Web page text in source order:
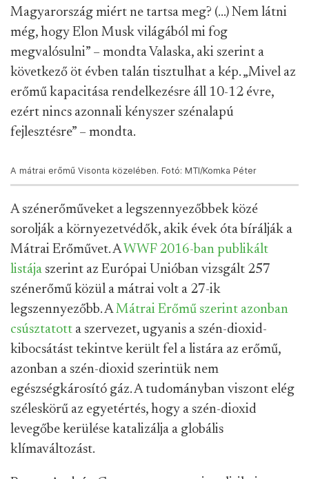
Magyarország miért ne tartsa meg? (...) Nem látni
még, hogy Elon Musk világából mi fog
megvalósulni” – mondta Valaska, aki szerint a
következő öt évben talán tisztulhat a kép. „Mivel az
erőmű kapacitása rendelkezésre áll 10-12 évre,
ezért nincs azonnali kényszer szénalapú
fejlesztésre” – mondta.
A mátrai erőmű Visonta közelében. Fotó: MTI/Komka Péter
A szénerőműveket a legszennyezőbbek közé
sorolják a környezetvédők, akik évek óta bírálják a
Mátrai Erőművet. AWWF 2016-ban publikált
listája szerint az Európai Unióban vizsgált 257
szénerőmű közül a mátrai volt a 27-ik
legszennyezőbb. AMátrai Erőmű szerint azonban
csúsztatott a szervezet, ugyanis a szén-dioxid-
kibocsátást tekintve került fel a listára az erőmű,
azonban a szén-dioxid szerintük nem
egészségkárosító gáz. A tudományban viszont elég
széleskörű az egyetértés, hogy a szén-dioxid
levegőbe kerülése katalizálja a globális
klímaváltozást.